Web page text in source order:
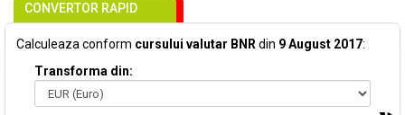
CONVERTOR RAPID
Calculeaza conform cursului valutar BNR din 9 August 2017:
Transforma din: